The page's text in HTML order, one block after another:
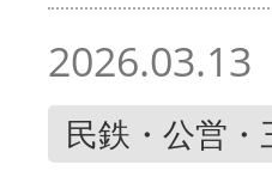
2026.03.13
民鉄・公営・